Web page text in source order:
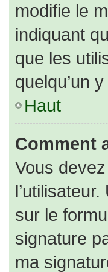
modifie le
indiquant
que les
quelqu’un
Haut
Comment
Vous
sur le
signature
ma